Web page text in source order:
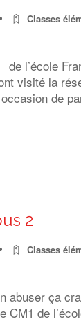
Classes
l’école
visité la
de
2
Classes
abuser ça
CM1 de